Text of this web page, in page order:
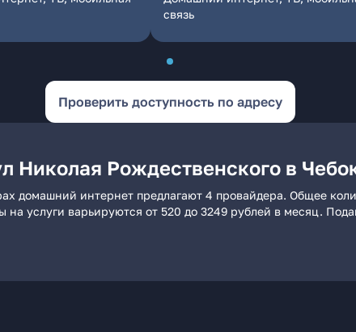
связь
Проверить доступность по адресу
Николая Рождественского в
домашний интернет предлагают 4 провайдера. Общее
услуги варьируются от 520 до 3249 рублей в месяц.